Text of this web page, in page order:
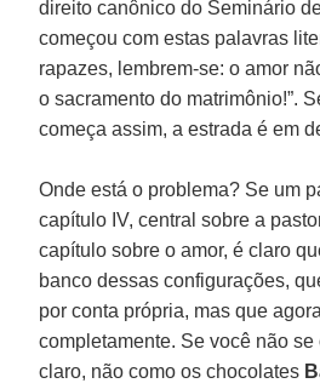
direito canônico do Seminário
começou com estas palavras
rapazes, lembrem-se: o amor
o sacramento do matrimônio!”.
começa assim, a estrada é em
Onde está o problema? Se um
capítulo IV, central sobre a
capítulo sobre o amor, é claro
banco dessas configurações,
por conta própria, mas que
completamente. Se você não
claro, não como os chocolates